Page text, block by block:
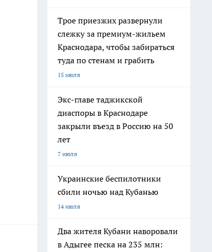
Трое приезжих развернули
слежку за премиум-жильем
Краснодара, чтобы забираться
туда по стенам и грабить
15 июля
Экс-главе таджикской
диаспоры в Краснодаре
закрыли въезд в Россию на 50
лет
7 июля
Украинские беспилотники
сбили ночью над Кубанью
14 июля
Два жителя Кубани наворовали
в Адыгее песка на 235 млн: